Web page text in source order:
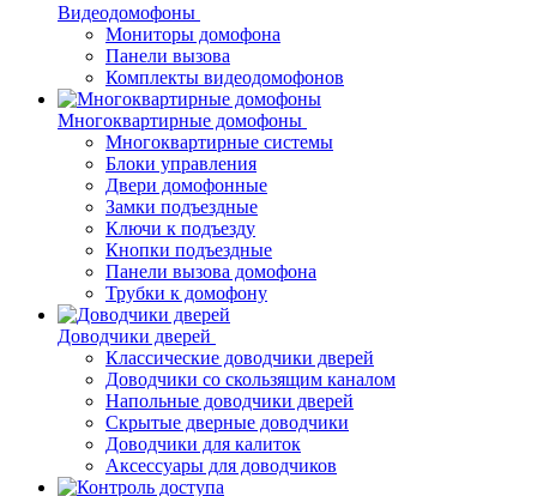
Видеодомофоны
Мониторы домофона
Панели вызова
Комплекты видеодомофонов
Многоквартирные домофоны
Многоквартирные системы
Блоки управления
Двери домофонные
Замки подъездные
Ключи к подъезду
Кнопки подъездные
Панели вызова домофона
Трубки к домофону
Доводчики дверей
Классические доводчики дверей
Доводчики со скользящим каналом
Напольные доводчики дверей
Скрытые дверные доводчики
Доводчики для калиток
Аксессуары для доводчиков